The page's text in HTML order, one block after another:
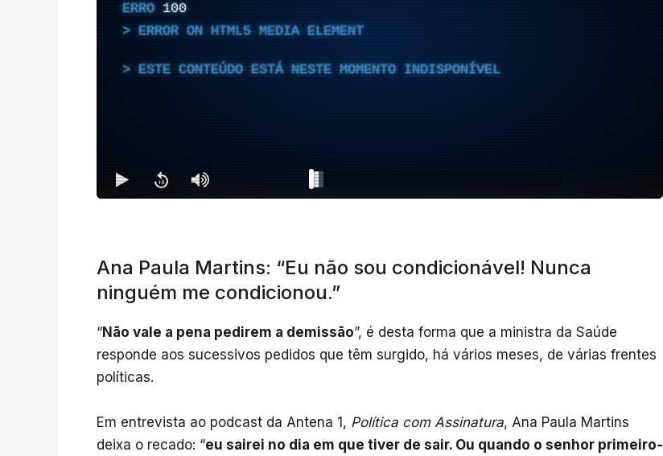
ERRO 100
ERROR ON HTML5 MEDIA ELEMENT
ESTE CONTEÚDO ESTÁ NESTE MOMENTO INDISPONÍVEL
Ana Paula Martins: “Eu não sou condicionável! Nunca
ninguém me condicionou.”
“Não vale a pena pedirem a demissão”, é desta forma que a ministra da Saúde
responde aos sucessivos pedidos que têm surgido, há vários meses, de várias frentes
políticas.
Em entrevista ao podcast da Antena 1, Política com Assinatura, Ana Paula Martins
deixa o recado: “eu sairei no dia em que tiver de sair. Ou quando o senhor primeiro-